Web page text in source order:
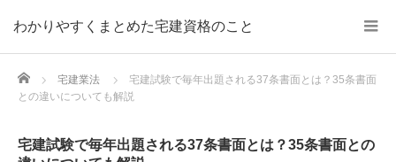
わかりやすくまとめた宅建資格のこと
Home 宅建業法
宅建試験で毎年出題される37条書面とは？35条書面
との違いについても解説
宅建試験で毎年出題される37条書面とは？35条書面との